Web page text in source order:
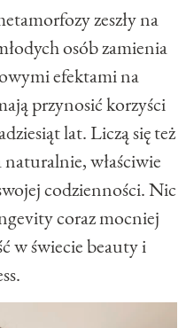
zeszły na
osób zamienia
efektami na
przynosić korzyści
lat. Liczą się też
właściwie
codzienności. Nic
coraz mocniej
w świecie beauty i